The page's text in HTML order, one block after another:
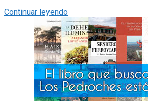
Continuar leyendo